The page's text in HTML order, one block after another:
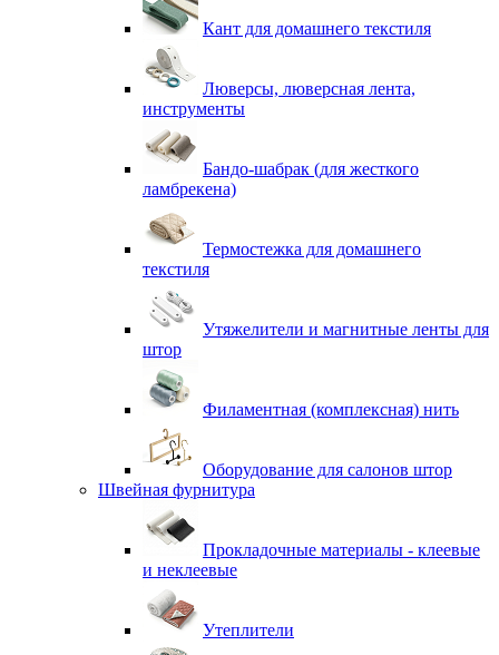
Кант для домашнего текстиля
Люверсы, люверсная лента,
инструменты
Бандо-шабрак (для жесткого
ламбрекена)
Термостежка для домашнего
текстиля
Утяжелители и магнитные ленты для
штор
Филаментная (комплексная) нить
Оборудование для салонов штор
Швейная фурнитура
Прокладочные материалы - клеевые
и неклеевые
Утеплители